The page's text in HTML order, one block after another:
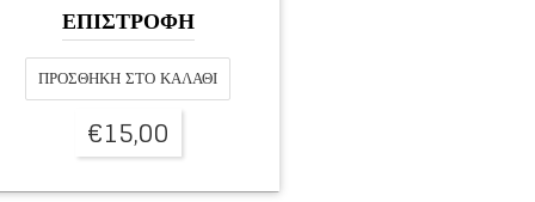
ΕΠΙΣΤΡΟΦΗ
ΠΡΟΣΘΉΚΗ ΣΤΟ ΚΑΛΆΘΙ
€15,00